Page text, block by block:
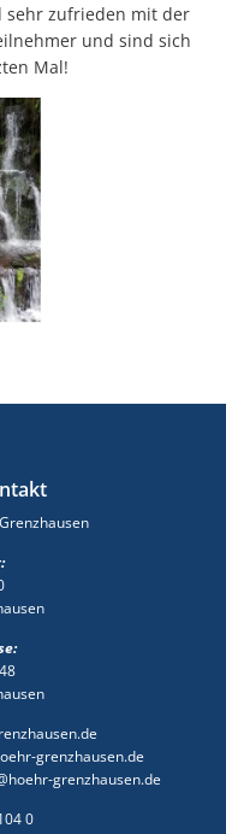
sehr zufrieden mit der
und sind sich
Mal!
grenzhausen.de
grenzhausen.de
0